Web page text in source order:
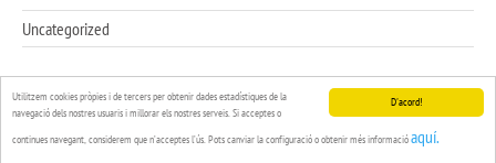
D'acord!
Utilitzem cookies pròpies i de tercers per obtenir dades estadístiques de la
navegació dels nostres usuaris i millorar els nostres serveis. Si acceptes o
continues navegant, considerem que n’acceptes l’ús. Pots canviar la configuració o obtenir més informacióaquí.
Uncategorized